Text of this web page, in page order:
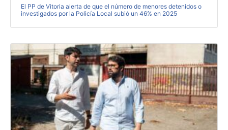
El PP de Vitoria alerta de que el número de menores detenidos o
investigados por la Policía Local subió un 46% en 2025